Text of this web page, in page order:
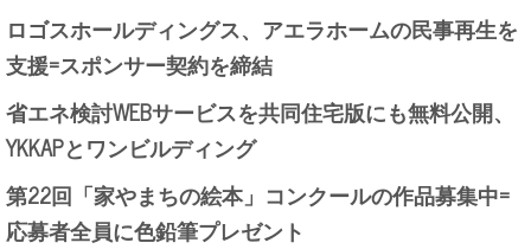
ロゴスホールディングス、アエラホームの民事再生を
支援=スポンサー契約を締結
省エネ検討WEBサービスを共同住宅版にも無料公開、
YKKAPとワンビルディング
第22回「家やまちの絵本」コンクールの作品募集中=
応募者全員に色鉛筆プレゼント